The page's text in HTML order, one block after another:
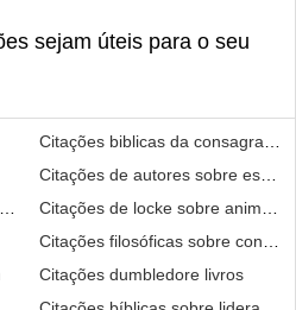
sejam úteis para o seu
Citações biblicas da
Citações de autores sobre
Citações de locke sobre animais
Citações filosóficas sobre
Citações dumbledore livros